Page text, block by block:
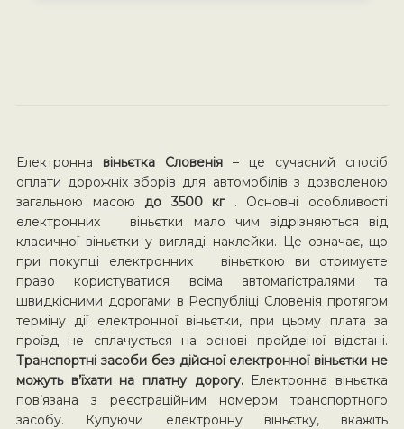
Електронна віньєтка Словенія– це сучасний спосіб
оплати дорожніх зборів для автомобілів з дозволеною
загальною масою до 3500 кг . Основні особливості
електронних віньєтки мало чим відрізняються від
класичної віньєтки у вигляді наклейки. Це означає, що
при покупці електронних віньєткою ви отримуєте
право користуватися всіма автомагістралями та
швидкісними дорогами в Республіці Словенія протягом
терміну дії електронної віньєтки, при цьому плата за
проїзд не сплачується на основі пройденої відстані.
Транспортні засоби без дійсної електронної віньєтки не
можуть в’їхати на платну дорогу. Електронна віньєтка
пов’язана з реєстраційним номером транспортного
засобу. Купуючи електронну віньєтку, вкажіть